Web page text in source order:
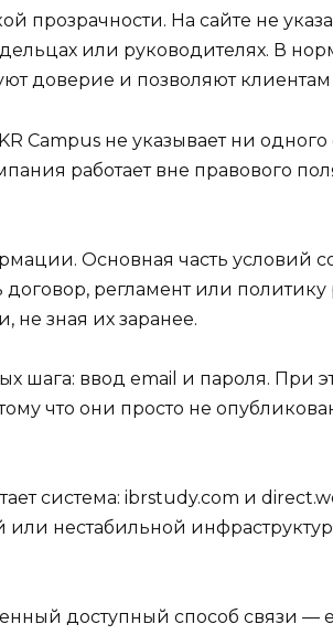
На сайте не
или руководителях. В
доверие и позволяют
Campus не указывает ни
работает вне правового
Основная часть условий
регламент или политику
не зная их заранее.
шага: ввод email и пароля. При
что они просто не
система: ibrstudy.com и
нестабильной
доступный способ связи —